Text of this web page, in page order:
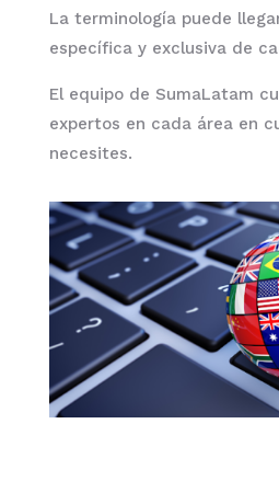
La terminología puede
específica y exclusiva de
El equipo de SumaLatam
expertos en cada área en
necesites.